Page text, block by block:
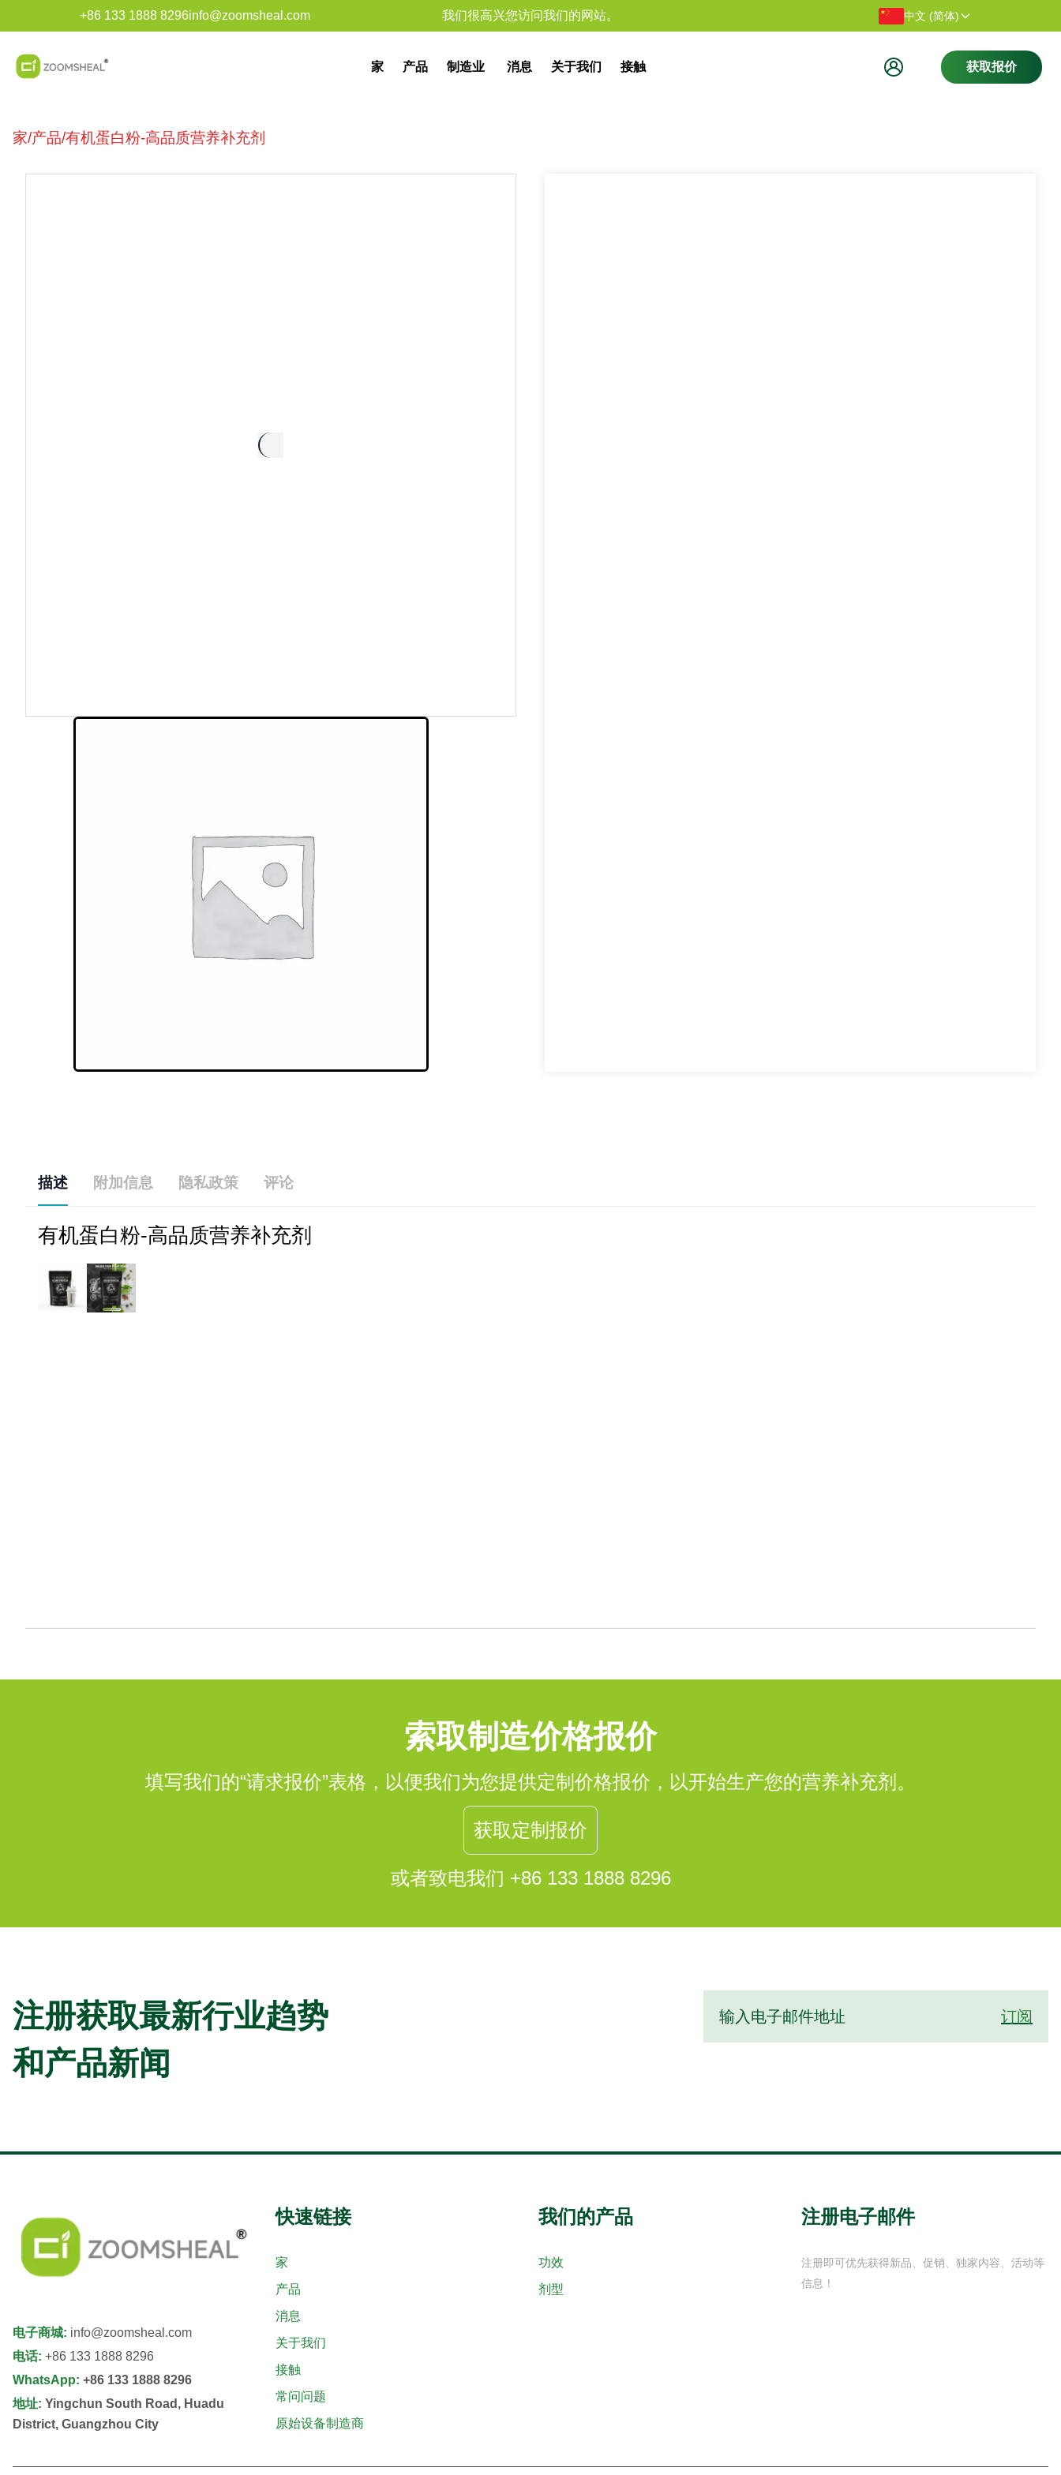
+86 133 1888 8296info@zoomsheal.com 我们很高兴您访问我们的网站。 中文 (简体)
家 产品 制造业 消息 关于我们 接触 获取报价
家/产品/有机蛋白粉-高品质营养补充剂
描述 附加信息 隐私政策 评论
有机蛋白粉-高品质营养补充剂
索取制造价格报价
填写我们的“请求报价”表格，以便我们为您提供定制价格报价，以开始生产您的营养补充剂。
获取定制报价
或者致电我们 +86 133 1888 8296
注册获取最新行业趋势
和产品新闻
订阅
电子商城: info@zoomsheal.com
电话: +86 133 1888 8296
WhatsApp: +86 133 1888 8296
地址: Yingchun South Road, Huadu
District, Guangzhou City
快速链接
家
产品
消息
关于我们
接触
常问问题
原始设备制造商
我们的产品
功效
剂型
注册电子邮件
注册即可优先获得新品、促销、独家内容、活动等
信息！